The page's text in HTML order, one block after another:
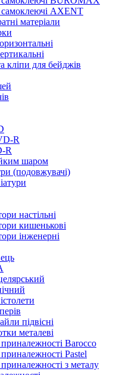
самоклеючі AXENT
матеріали
кліпи для бейджів
R
R
шаром
(подовжувачі)
настільні
кишенькові
інженерні
підвісні
металеві
приналежності Barocco
приналежності Pastel
приналежності з металу